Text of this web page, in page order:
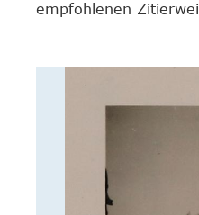
empfohlenen